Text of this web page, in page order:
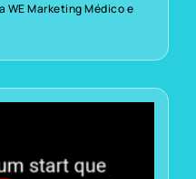
WE Marketing Médico e